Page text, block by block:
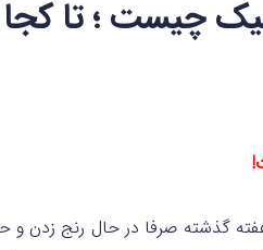
چیست ؛ تا
گذشته صرفا در حال رنج زدن